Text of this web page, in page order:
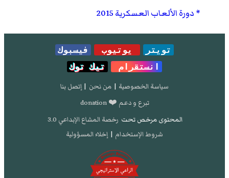
دورة الألعاب العسكرية 2015
تويتر يوتيوب
فيسبوك
انستقرام
تيك توك
سياسة الخصوصية | من نحن | إتصل بنا
تبرع و دعم ❤️ donation
المحتوى مرخص تحت رخصة المشاع الإبداعي 3.0
شروط الإستخدام | إخلاء المسؤولية